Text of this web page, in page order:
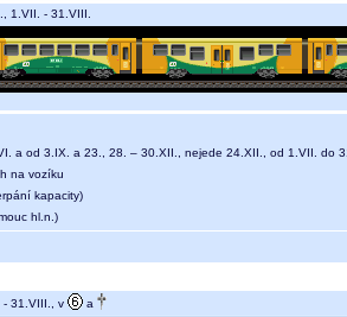
1.VII. - 31.VIII.
a od 3.IX. a 23., 28. – 30.XII., nejede 24.XII., od 1.VII. do
na vozíku
kapacity)
hl.n.)
- 31.VIII., v a